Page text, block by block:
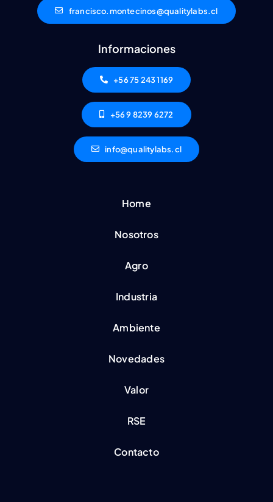
francisco.montecinos@qualitylabs.cl
Informaciones
+56 75 243 1169
+56 9 8239 6272
info@qualitylabs.cl
Home
Nosotros
Agro
Industria
Ambiente
Novedades
Valor
RSE
Contacto